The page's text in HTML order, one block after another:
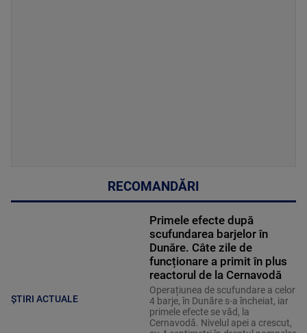
RECOMANDĂRI
ȘTIRI ACTUALE
Primele efecte după
scufundarea barjelor în
Dunăre. Câte zile de
funcționare a primit în plus
reactorul de la Cernavodă
Operațiunea de scufundare a celor
4 barje, în Dunăre s-a încheiat, iar
primele efecte se văd, la
Cernavodă. Nivelul apei a crescut,